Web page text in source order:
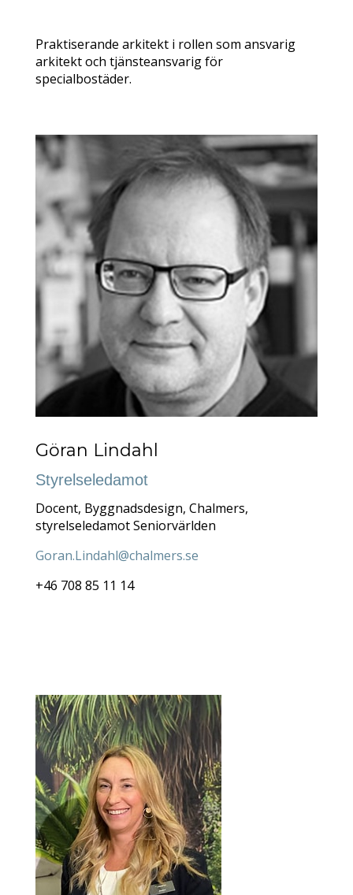
Praktiserande arkitekt i rollen som ansvarig
arkitekt och tjänsteansvarig för
specialbostäder.
Göran Lindahl
Styrelseledamot
Docent, Byggnadsdesign, Chalmers,
styrelseledamot Seniorvärlden
Goran.Lindahl@chalmers.se
+46 708 85 11 14